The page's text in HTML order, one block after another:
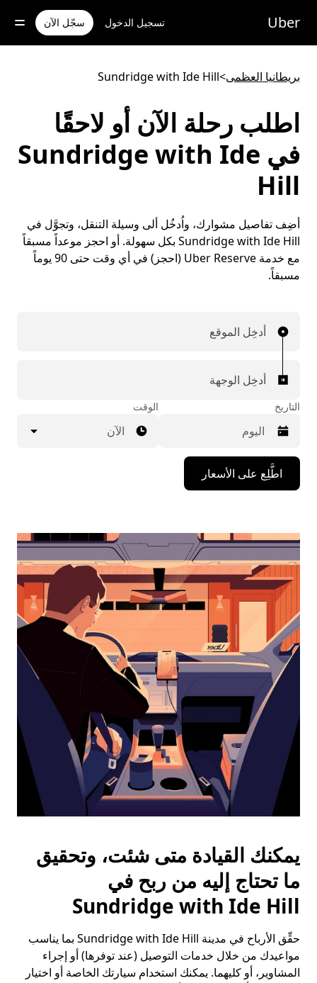
للوصول
المحتوى
Uber تسجيل الدخول سجّل الآن
بريطانيا العظمى>
Sundridge with Ide Hill
اطلب رحلة الآن أو لاحقًا
في Sundridge with Ide
Hill
أضِف تفاصيل مشوارك، واُدخُل ألى وسيلة التنقل، وتجوَّل في
Sundridge with Ide Hill بكل سهولة. أو احجز موعداً مسبقاً
مع خدمة Uber Reserve (احجز) في أي وقت حتى 90 يوماً
مسبقاً.
أدخِل الموقع
أدخِل الوجهة
التاريخ
اضغط
على
مفتاح
للأسفل
لاستخدام
التقويم
التاريخ.
اضغط
على
زر
الخروج
لإغلاق
التقويم.
الوقت
الآن
اطَّلِع على الأسعار
يمكنك القيادة متى شئت، وتحقيق
ما تحتاج إليه من ربح في
Sundridge with Ide Hill
حقِّق الأرباح في مدينة Sundridge with Ide Hill بما يناسب
مواعيدك من خلال خدمات التوصيل (عند توفرها) أو إجراء
المشاوير، أو كليهما. يمكنك استخدام سيارتك الخاصة أو اختيار